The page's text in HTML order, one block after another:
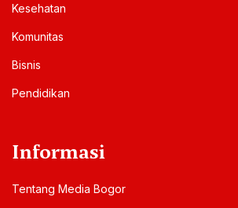
Kesehatan
Komunitas
Bisnis
Pendidikan
Informasi
Tentang Media Bogor